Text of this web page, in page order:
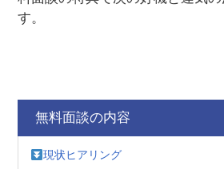
す。
無料面談の内容
現状ヒアリング